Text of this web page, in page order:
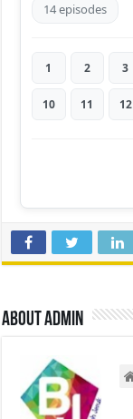
14 episodes
1 2 3
10 11 12
About admin